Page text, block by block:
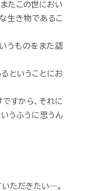
たこの世におい
生き物であるこ
うものをまた認
ということにお
すから、それに
うふうに思うん
ただきたい―。